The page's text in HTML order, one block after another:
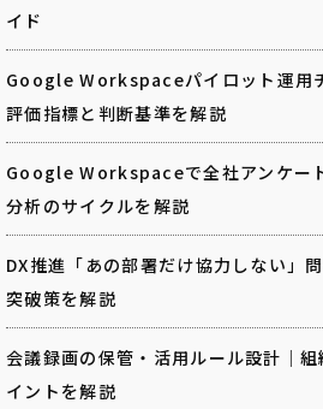
イド
Google Workspaceパイロット運用
評価指標と判断基準を解説
Google Workspaceで全社アンケー
分析のサイクルを解説
DX推進「あの部署だけ協力しない」
突破策を解説
会議録画の保管・活用ルール設計｜
イントを解説